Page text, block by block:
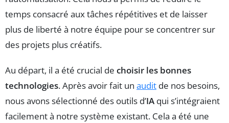
temps consacré aux tâches répétitives et de laisser
plus de liberté à notre équipe pour se concentrer sur
des projets plus créatifs.
Au départ, il a été crucial de choisir les bonnes
technologies. Après avoir fait un audit de nos besoins,
nous avons sélectionné des outils d’IA qui s’intégraient
facilement à notre système existant. Cela a été une